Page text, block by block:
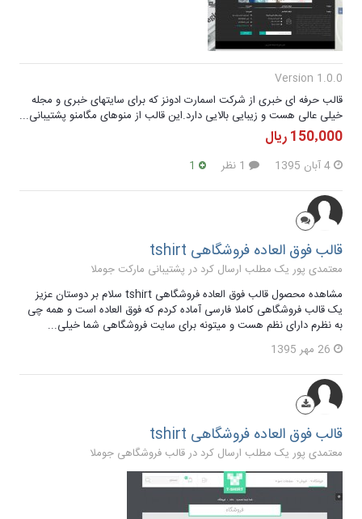
Version 1.0.0
قالب حرفه ای خبری از شرکت اسمارت ادونز که برای سایتهای خبری و مجله
خیلی عالی هست و زیبایی بالایی دارد.این قالب از منوهای مگامنو پشتیبانی...
150٬000 ریال
4 آبان 1395
قالب فوق العاده فروشگاهی tshirt
معتمدی پور یک مطلب ارسال کرد در پشتیبانی مارکت جوملا
مشاهده محصول قالب فوق العاده فروشگاهی tshirt سلام بر دوستان عزیز
یک قالب فروشگاهی کاملا فارسی آماده کردم که فوق العاده است و همه چی
به نظرم دارای نظم هست و میتونه برای سایت فروشگاهی شما خیلی...
26 مهر 1395
قالب فوق العاده فروشگاهی tshirt
معتمدی پور یک مطلب ارسال کرد درقالب فروشگاهی جوملا